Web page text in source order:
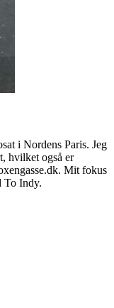
i Nordens Paris. Jeg
hvilket også er
Mit fokus
To Indy.